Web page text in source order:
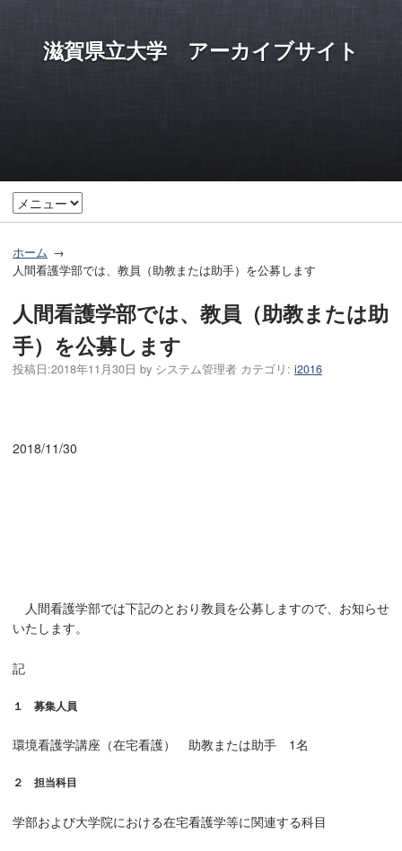
滋賀県立大学 アーカイブサイト
ホーム
人間看護学部では、教員（助教または助手）を公募します
人間看護学部では、教員（助教または助
手）を公募します
投稿日:2018年11月30日 by システム管理者 カテゴリ: i2016
2018/11/30
人間看護学部では下記のとおり教員を公募しますので、お知らせ
いたします。
記
１ 募集人員
環境看護学講座（在宅看護） 助教または助手 1名
２ 担当科目
学部および大学院における在宅看護学等に関連する科目